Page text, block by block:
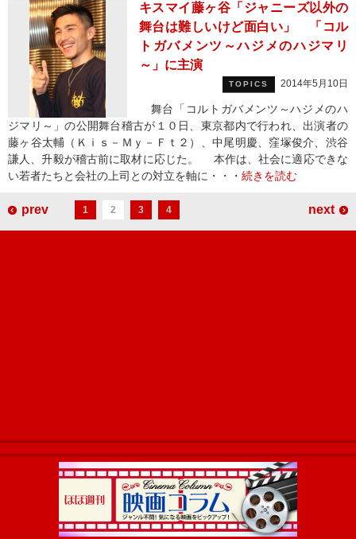
キスマイ藤ヶ谷「ジャニーズ以外の
舞台は難しいけど面白い」 「コル
トガバメンツ～ハジメのハジマリ
～」に主演
TOPICS 2014年5月10日
舞台「コルトガバメンツ～ハジメのハ
ジマリ～」の公開舞台稽古が１０日、東京都内で行われ、出演者の
藤ヶ谷太輔（Ｋｉｓ－Ｍｙ－Ｆｔ２）、中尾明慶、窪塚俊介、渋谷
謙人、升毅が稽古前に取材に応じた。 本作は、社会に適応できな
い若者たちと会社の上司との対立を軸に・・・ 続きを読む
prev 1 2 3 4 next